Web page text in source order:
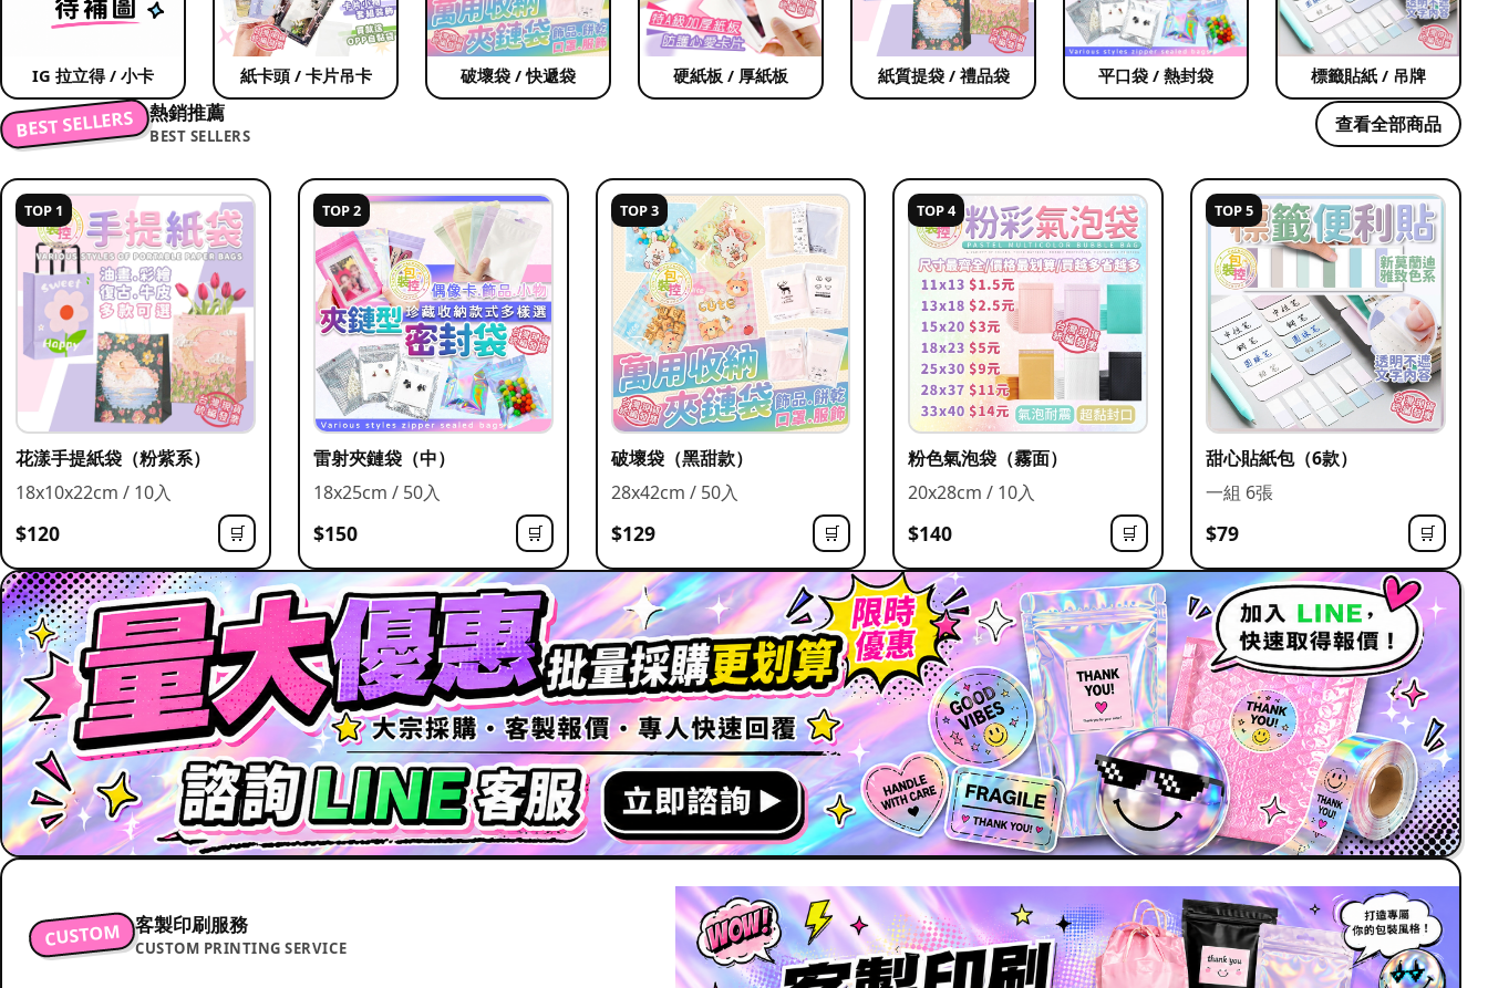
IG 拉立得 / 小卡 紙卡頭 / 卡片吊卡 破壞袋 / 快遞袋 硬紙板 / 厚紙板 紙質提袋 / 禮品袋 平口袋 / 熱封袋 標籤貼紙 / 吊牌
BEST SELLERS 熱銷推薦
BEST SELLERS
查看全部商品
TOP 1
花漾手提紙袋（粉紫系）
18x10x22cm / 10入
$120 🛒
TOP 2
雷射夾鏈袋（中）
18x25cm / 50入
$150 🛒
TOP 3
破壞袋（黑甜款）
28x42cm / 50入
$129 🛒
TOP 4
粉色氣泡袋（霧面）
20x28cm / 10入
$140 🛒
TOP 5
甜心貼紙包（6款）
一組 6張
$79 🛒
CUSTOM 客製印刷服務
CUSTOM PRINTING SERVICE